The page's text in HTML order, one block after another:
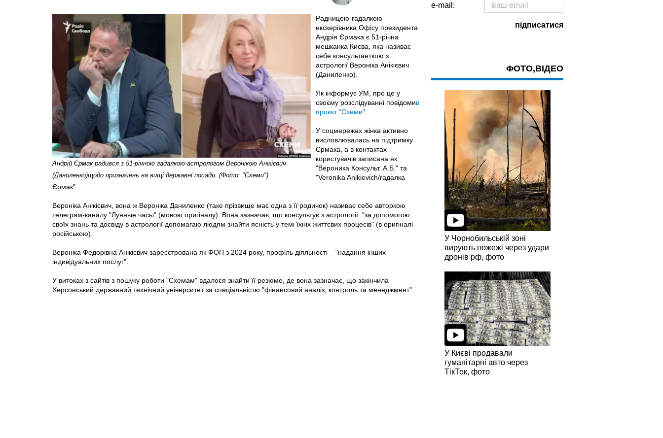
Андрій Єрмак радився з 51-річною гадалкою-астрологом Веронікою Анікієвич
(Даниленко)щодо призначень на вищі державні посади. (Фото: "Схеми")
Радницею-гадалкою
екскерівника Офісу президента
Андрія Єрмака є 51-річна
мешканка Києва, яка називає
себе консультанткою з
астрології Вероніка Анікієвич
(Даниленко).
Як інформує УМ, про це у
своєму розслідуванні повідомив
проєкт "Схеми".
У соцмережах жінка активно
висловлювалась на підтримку
Єрмака, а в контактах
користувачів записана як
"Вероника Консульт. А.Б." та
"Veronika Anikievich/гадалка
Єрмак".
Вероніка Анікієвич, вона ж Вероніка Даниленко (таке прізвище має одна з її родичок) називає себе авторкою
телеграм-каналу "Лунные часы" (мовою оригіналу). Вона зазначає, що консультує з астрології: "за допомогою
своїх знань та досвіду в астрології допомагаю людям знайти ясність у темі їхніх життєвих процесів" (в оригіналі
російською).
Вероніка Федорівна Анікієвич зареєстрована як ФОП з 2024 року, профіль діяльності – "надання інших
індивідуальних послуг".
У витоках з сайтів з пошуку роботи "Схемам" вдалося знайти її резюме, де вона зазначає, що закінчила
Херсонський державний технічний університет за спеціальністю "фінансовий аналіз, контроль та менеджмент".
e-mail:
ФОТО,ВІДЕО
У Чорнобильській зоні
вирують пожежі через удари
дронів рф, фото
У Києві продавали
гуманітарні авто через
ТікТок, фото